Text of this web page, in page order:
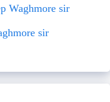
Waghmore sir
sir